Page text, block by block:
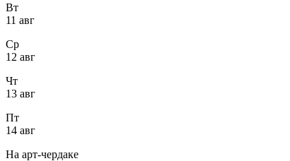
Вт
11 авг
Ср
12 авг
Чт
13 авг
Пт
14 авг
На арт-чердаке